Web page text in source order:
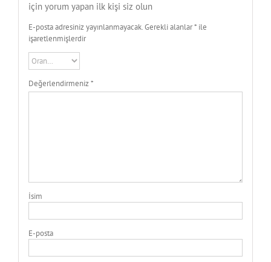
için yorum yapan ilk kişi siz olun
E-posta adresiniz yayınlanmayacak. Gerekli alanlar*ile
işaretlenmişlerdir
Değerlendirmeniz*
İsim
E-posta